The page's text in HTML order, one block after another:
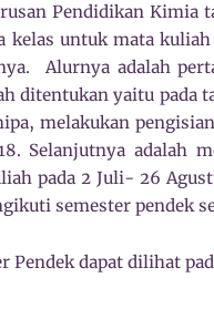
Pendidikan Kimia
kelas untuk mata
Alurnya adalah
ditentukan yaitu pada
melakukan
Selanjutnya adalah
pada 2 Juli- 26
semester pendek
Pendek dapat dilihat